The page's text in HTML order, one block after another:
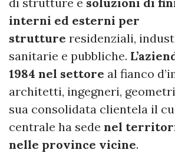
interni ed esterni per
strutture residenziali,
sanitarie e pubbliche.
1984 nel settore al fianco
architetti, ingegneri,
sua consolidata clientela il
centrale ha sede nel
nelle province vicine.